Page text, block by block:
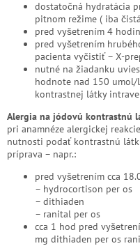
dostatočná hydratácia
pitnom režime ( iba
pred vyšetrením 4
pred vyšetrením
pacienta vyčistiť – X-
nutné na žiadanku
hodnote nad 150
kontrastnej látky
Alergia na jódovú kontrastnú
pri anamnéze alergickej
nutnosti podať kontrastnú
príprava – napr.:
pred vyšetrením cca
– hydrocortison per os
– dithiaden
– ranital per os
cca 1 hod pred
mg dithiaden per os